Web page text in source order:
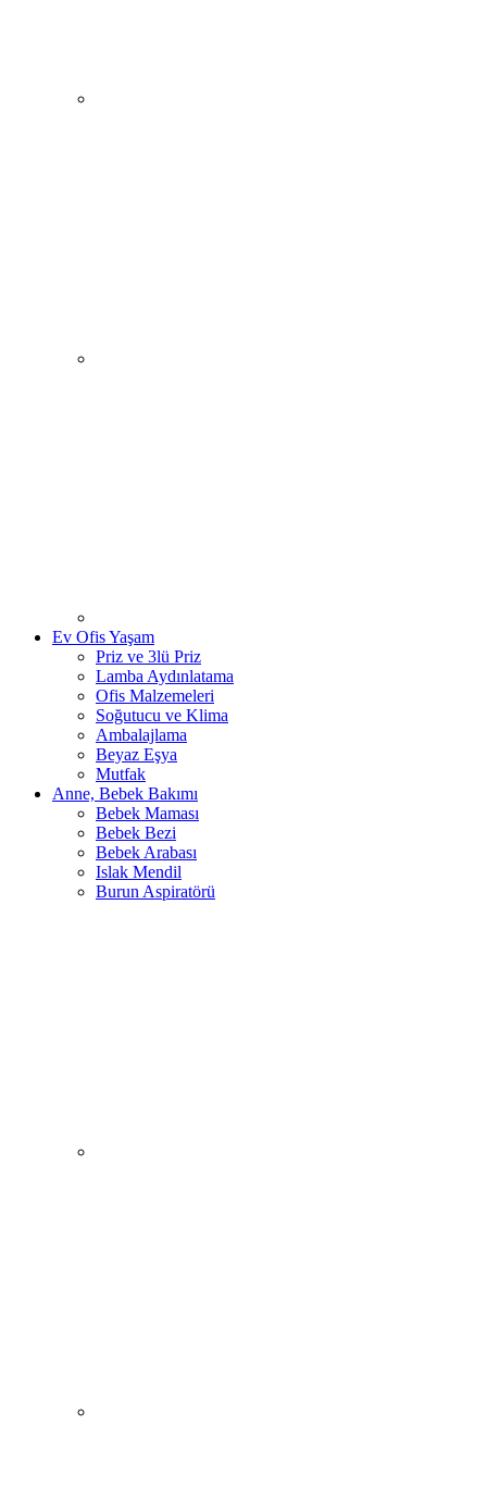
Ev Ofis Yaşam
Priz ve 3lü Priz
Lamba Aydınlatama
Ofis Malzemeleri
Soğutucu ve Klima
Ambalajlama
Beyaz Eşya
Mutfak
Anne, Bebek Bakımı
Bebek Maması
Bebek Bezi
Bebek Arabası
Islak Mendil
Burun Aspiratörü